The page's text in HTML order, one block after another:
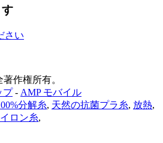
さい
作権所有。
プ- AMP モバイル
分解糸, 天然の抗菌プラ糸, 放熱,
ロン糸,